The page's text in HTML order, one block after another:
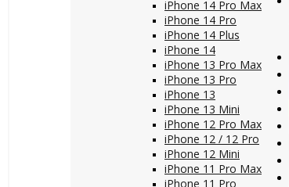
iPhone 14 Pro Max
iPhone 14 Pro
iPhone 14 Plus
iPhone 14
iPhone 13 Pro Max
iPhone 13 Pro
iPhone 13
iPhone 13 Mini
iPhone 12 Pro Max
iPhone 12 / 12 Pro
iPhone 12 Mini
iPhone 11 Pro Max
iPhone 11 Pro